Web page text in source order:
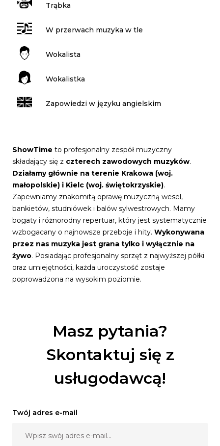
Trąbka
W przerwach muzyka w tle
Wokalista
Wokalistka
Zapowiedzi w języku angielskim
ShowTime to profesjonalny zespół muzyczny
składający się z czterech zawodowych muzyków.
Działamy głównie na terenie Krakowa (woj.
małopolskie) i Kielc (woj. świętokrzyskie).
Zapewniamy znakomitą oprawę muzyczną wesel,
bankietów, studniówek i balów sylwestrowych. Mamy
bogaty i różnorodny repertuar, który jest systematycznie
wzbogacany o najnowsze przeboje i hity. Wykonywana
przez nas muzyka jest grana tylko i wyłącznie na
żywo. Posiadając profesjonalny sprzęt z najwyższej półki
oraz umiejętności, każda uroczystość zostaje
poprowadzona na wysokim poziomie.
Masz pytania?
Skontaktuj się z
usługodawcą!
Twój adres e-mail